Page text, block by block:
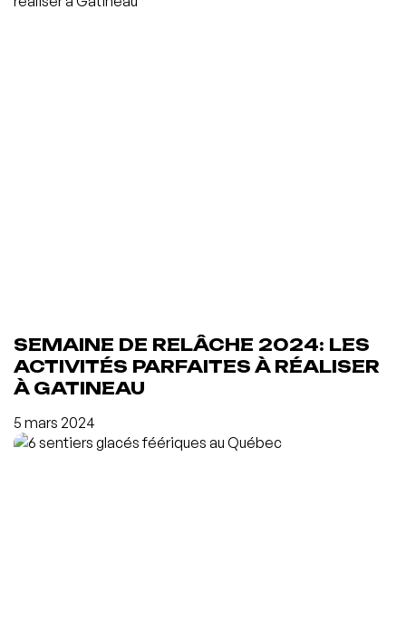
SEMAINE DE RELÂCHE 2024: LES
ACTIVITÉS PARFAITES À RÉALISER
À GATINEAU
5 mars 2024